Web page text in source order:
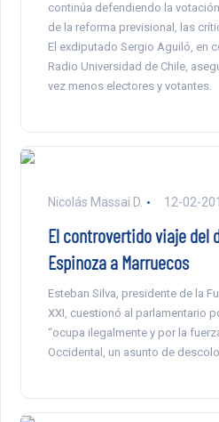
continúa defendiendo la
de la reforma previsional, las
El exdiputado Sergio Aguiló, en
Radio Universidad de Chile,
vez menos electores y votantes.
Nicolás Massai D. 12-02-
El controvertido viaje del
Espinoza a Marruecos
Esteban Silva, presidente de la
XXI, cuestionó al parlamentario
“ocupa ilegalmente y por la
Occidental, un asunto de